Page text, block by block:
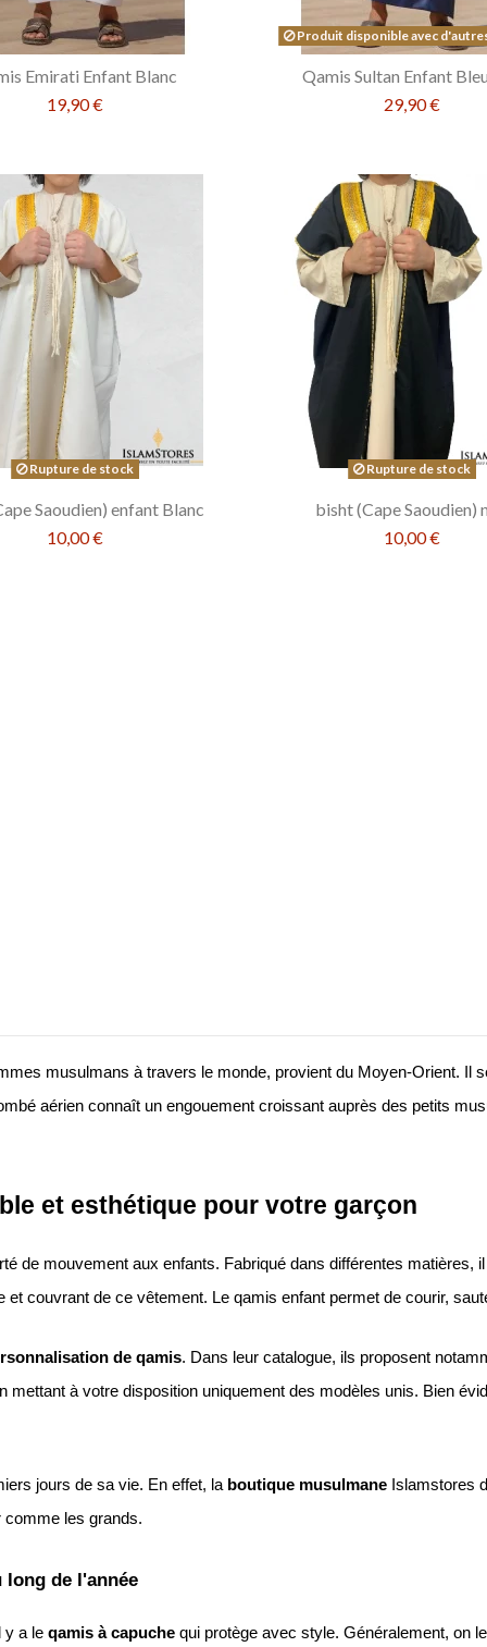
Emirati Enfant Blanc
19,90 €
Produit disponible avec
Qamis Sultan Enfant
29,90 €
Rupture de stock
Saoudien) enfant Blanc
10,00 €
Rupture de stock
bisht (Cape Saoudien)
10,00 €
musulmans à travers le monde, provient du Moyen-Orient. Il
aérien connaît un engouement croissant auprès des petits
et esthétique pour votre garçon
de mouvement aux enfants. Fabriqué dans différentes matières,
couvrant de ce vêtement. Le qamis enfant permet de courir,
de qamis. Dans leur catalogue, ils proposent
mettant à votre disposition uniquement des modèles unis. Bien
jours de sa vie. En effet, la boutique musulmane
comme les grands.
de l'année
y a le qamis à capuche qui protège avec style. Généralement, on